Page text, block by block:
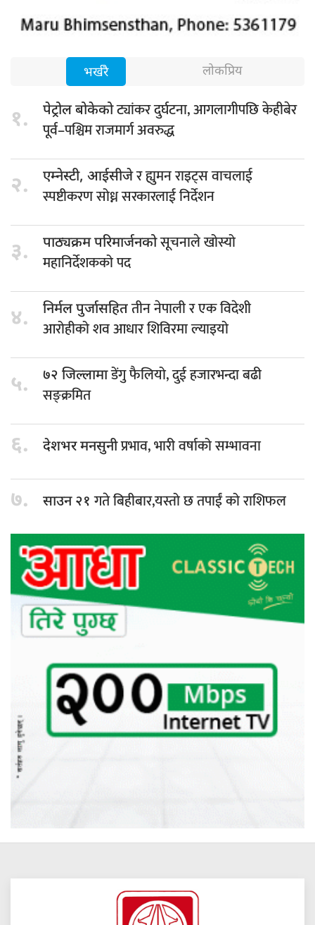
भर्खरै लोकप्रिय
१. पेट्रोल बोकेकोट्यांकर दुर्घटना, आगलागीपछि केहीबेर
पूर्व–पश्चिम राजमार्ग अवरुद्ध
२. एम्नेस्टी, आईसीजेर ह्युमन राइट्स वाचलाई
स्पष्टीकरण सोध्न सरकारलाई निर्देशन
३. पाठ्यक्रम परिमार्जनकोसूचनाले खोस्यो
महानिर्देशकको पद
४. निर्मल पुर्जासहिततीन नेपाली र एक विदेशी
आरोहीको शव आधार शिविरमा ल्याइयो
५. ७२ जिल्लामाडेंगु फैलियो, दुई हजारभन्दा बढी
सङ्क्रमित
६. देशभर मनसुनीप्रभाव, भारी वर्षाको सम्भावना
७. साउन २१गते बिहीबार,यस्तो छ तपाईं को राशिफल